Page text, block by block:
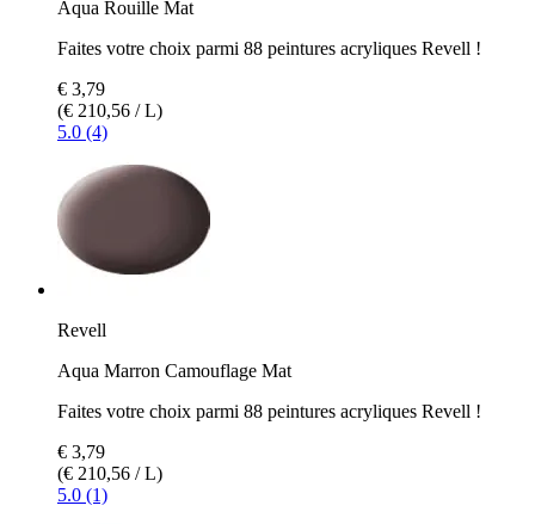
Aqua Rouille Mat
Faites votre choix parmi 88 peintures acryliques Revell !
€ 3,79
(€ 210,56 / L)
5.0 (4)
Revell
Aqua Marron Camouflage Mat
Faites votre choix parmi 88 peintures acryliques Revell !
€ 3,79
(€ 210,56 / L)
5.0 (1)